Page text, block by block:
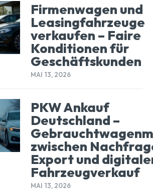
Firmenwagen und
Leasingfahrzeuge
verkaufen – Faire
Konditionen für
Geschäftskunden
MAI 13, 2026
PKW Ankauf
Deutschland –
zwischen
Export und
Fahrzeugverkauf
MAI 13, 2026